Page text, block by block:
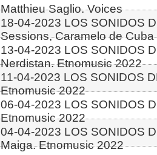
Matthieu Saglio. Voices
18-04-2023 LOS SONIDOS
Sessions, Caramelo de
13-04-2023 LOS SONIDOS
Nerdistan. Etnomusic 2022
11-04-2023 LOS SONIDOS
Etnomusic 2022
06-04-2023 LOS SONIDOS
Etnomusic 2022
04-04-2023 LOS SONIDOS
Maiga. Etnomusic 2022